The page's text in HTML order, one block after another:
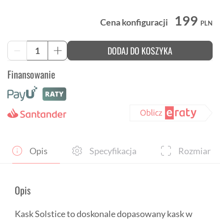
Cena konfiguracji 199 PLN
-
ilość
Kask
Trek
Solstice
biały
+ DODAJ DO KOSZYKA
Finansowanie
Opis Specyfikacja Rozmiar
Opis
Kask Solstice to doskonale dopasowany kask w